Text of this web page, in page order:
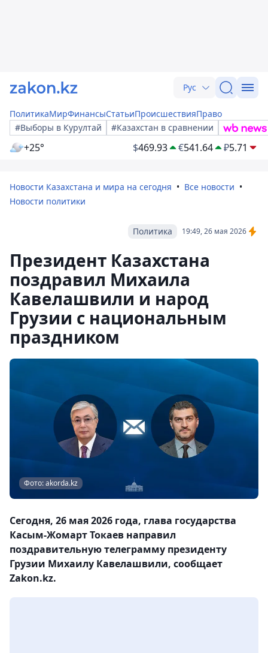
Рус
ПолитикаМирФинансыСтатьиПроисшествияПраво
#Выборы в Курултай
#Казахстан в сравнении
+25° $469.93 €541.64 ₽5.71
Новости Казахстана и мира на сегодня
Все новости
Новости политики
19:49, 26 мая 2026
Политика
Президент Казахстана
поздравил Михаила
Кавелашвили и народ
Грузии с национальным
праздником
Фото: akorda.kz
Сегодня, 26 мая 2026 года, глава государства
Касым-Жомарт Токаев направил
поздравительную телеграмму президенту
Грузии Михаилу Кавелашвили, сообщает
Zakon.kz.